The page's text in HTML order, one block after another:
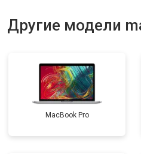
Другие модели
MacBook Pro